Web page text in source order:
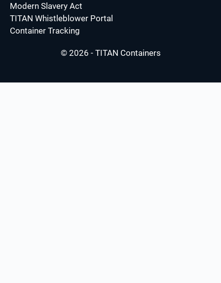
Modern Slavery Act
TITAN Whistleblower Portal
Container Tracking
© 2026 - TITAN Containers